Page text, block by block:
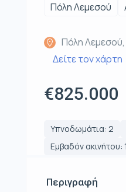
Πόλη Λεμεσού
Πόλη
Δείτε τον χάρτη
€825.000
Υπνοδωμάτια: 2
Εμβαδόν ακινήτου:
Περιγραφή